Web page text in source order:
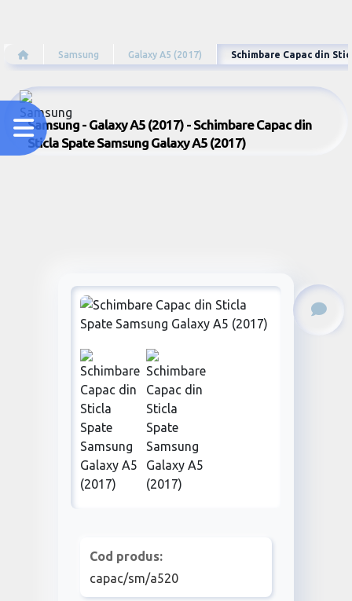
Samsung Galaxy A5 (2017) Schimbare Capac din
Samsung - Galaxy A5 (2017) - Schimbare Capac din
Sticla Spate Samsung Galaxy A5 (2017)
Cod produs:
capac/sm/a520